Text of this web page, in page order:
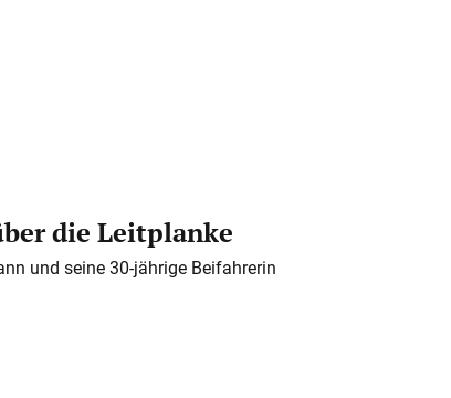
die Leitplanke
und seine 30-jährige Beifahrerin